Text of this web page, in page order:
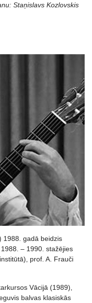
Staņislavs Kozlovskis
1988. gadā beidzis
– 1990. stažējies
prof. A. Frauči
Vācijā (1989),
balvas klasiskās